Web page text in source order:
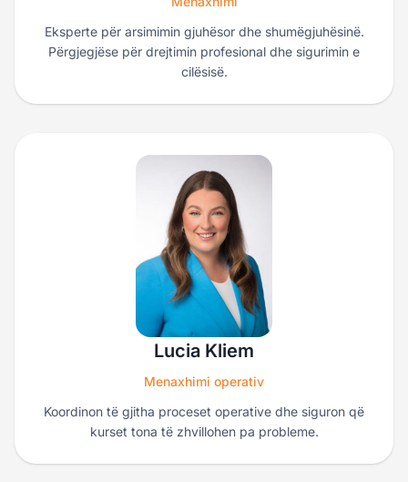
Eksperte për arsimimin gjuhësor dhe shumëgjuhësinë.
Përgjegjëse për drejtimin profesional dhe sigurimin e
cilësisë.
Lucia Kliem
Menaxhimi operativ
Koordinon të gjitha proceset operative dhe siguron që
kurset tona të zhvillohen pa probleme.